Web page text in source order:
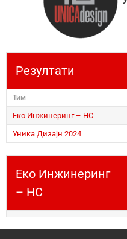
Резултати
Тим
Еко Инжинеринг – НС
Уника Дизајн 2024
Еко Инжинеринг
– НС